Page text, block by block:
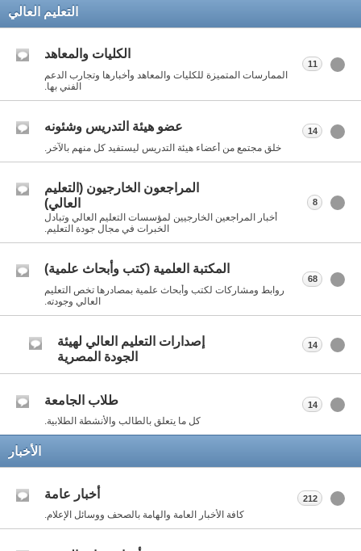
التعليم العالي
الكليات والمعاهد
الممارسات المتميزة للكليات والمعاهد وأخبارها وتجارب الدعم
الفني بها.
11
عضو هيئة التدريس وشئونه
خلق مجتمع من أعضاء هيئة التدريس ليستفيد كل منهم بالآخر.
14
المراجعون الخارجيون (التعليم
العالي)
أخبار المراجعين الخارجيين لمؤسسات التعليم العالي وتبادل
الخبرات في مجال جودة التعليم.
8
المكتبة العلمية (كتب وأبحاث علمية)
روابط ومشاركات لكتب وأبحاث علمية بمصادرها تخص التعليم
العالي وجودته.
68
إصدارات التعليم العالي لهيئة
الجودة المصرية
14
طلاب الجامعة
كل ما يتعلق بالطالب والأنشطة الطلابية.
14
الأخبار
أخبار عامة
كافة الأخبار العامة والهامة بالصحف ووسائل الإعلام.
212